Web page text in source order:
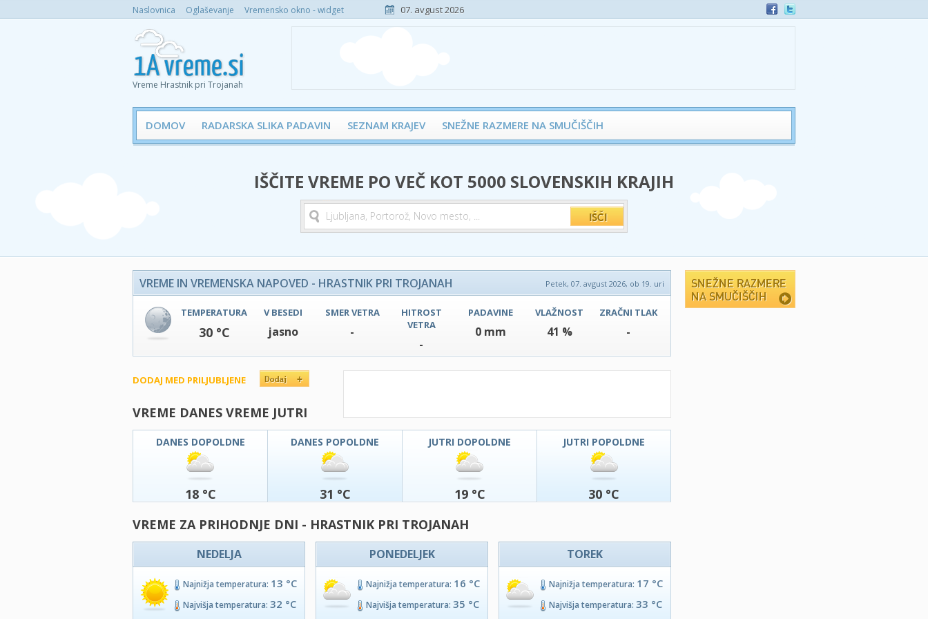
Naslovnica Oglaševanje Vremensko okno - widget 07. avgust 2026
Vreme Hrastnik pri Trojanah
DOMOV RADARSKA SLIKA PADAVIN SEZNAM KRAJEV SNEŽNE RAZMERE NA SMUČIŠČIH
IŠČITE VREME PO VEČ KOT 5000 SLOVENSKIH KRAJIH
VREME IN VREMENSKA NAPOVED - HRASTNIK PRI TROJANAH Petek, 07. avgust 2026, ob 19. uri
TEMPERATURA
30 °C
V BESEDI
jasno
SMER VETRA
-
HITROST
VETRA
-
PADAVINE
0 mm
VLAŽNOST
41 %
ZRAČNI TLAK
-
DODAJ MED PRILJUBLJENE
VREME DANES VREME JUTRI
DANES DOPOLDNE
18 °C
DANES POPOLDNE
31 °C
JUTRI DOPOLDNE
19 °C
JUTRI POPOLDNE
30 °C
VREME ZA PRIHODNJE DNI - HRASTNIK PRI TROJANAH
NEDELJA
Najnižja temperatura: 13 °C
Najvišja temperatura: 32 °C
PONEDELJEK
Najnižja temperatura: 16 °C
Najvišja temperatura: 35 °C
TOREK
Najnižja temperatura: 17 °C
Najvišja temperatura: 33 °C